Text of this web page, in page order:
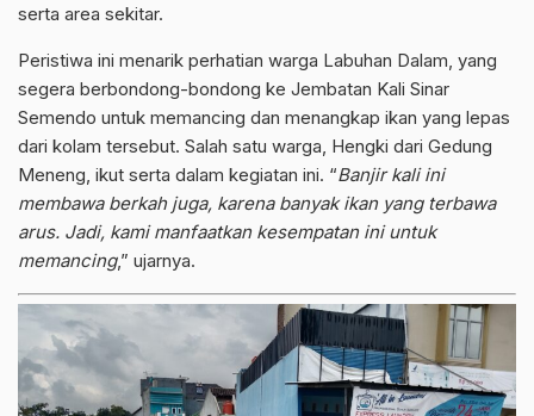
serta area sekitar.
Peristiwa ini menarik perhatian warga Labuhan Dalam, yang
segera berbondong-bondong ke Jembatan Kali Sinar
Semendo untuk memancing dan menangkap ikan yang lepas
dari kolam tersebut. Salah satu warga, Hengki dari Gedung
Meneng, ikut serta dalam kegiatan ini. “Banjir kali ini
membawa berkah juga, karena banyak ikan yang terbawa
arus. Jadi, kami manfaatkan kesempatan ini untuk
memancing,” ujarnya.